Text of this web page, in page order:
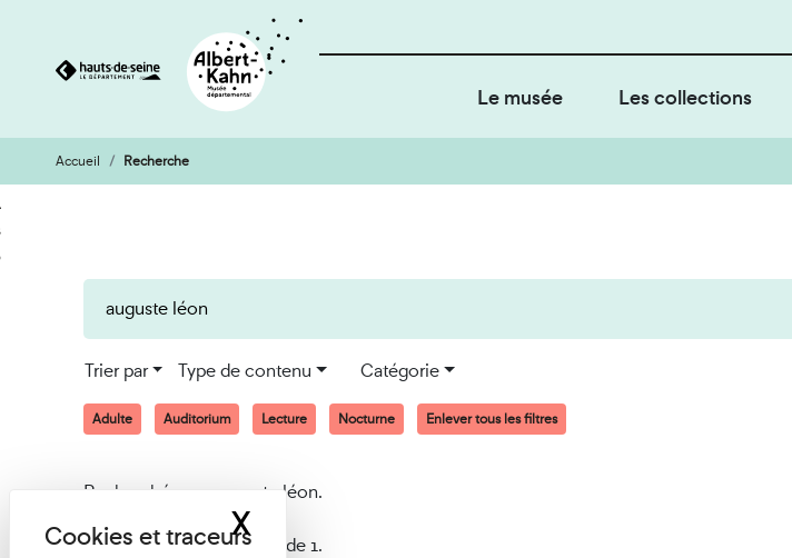
Aller
au
contenu
Aller
à
la
Le musée Les collections
Accueil Recherche
Trier par Type de contenu Catégorie
Adulte Auditorium Lecture Nocturne Enlever tous les filtres
Recherché pour auguste léon.
Afficher les résultats 1 à 1 de 1.
XMasquer le bandeau des cookies